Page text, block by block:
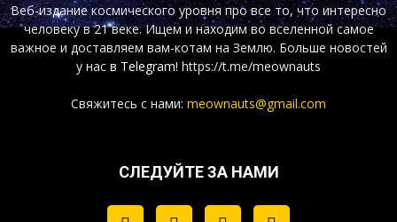
Веб-издание космического уровня про все то, что интересно
человеку в 21 веке. Ищем и находим во вселенной самое
важное и доставляем вам-котам на Землю. Больше новостей
у нас в Telegram! https://t.me/meownauts
Свяжитесь с нами: meownauts@gmail.com
СЛЕДУЙТЕ ЗА НАМИ